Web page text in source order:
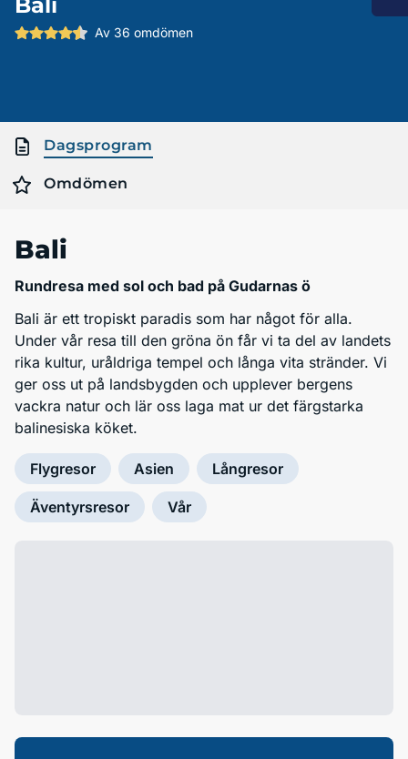
Av 36 omdömen
Dagsprogram
Omdömen
Bali
Rundresa med sol och bad på Gudarnas ö
Bali är ett tropiskt paradis som har något för alla.
Under vår resa till den gröna ön får vi ta del av landets
rika kultur, uråldriga tempel och långa vita stränder. Vi
ger oss ut på landsbygden och upplever bergens
vackra natur och lär oss laga mat ur det färgstarka
balinesiska köket.
Flygresor Asien Långresor
Äventyrsresor Vår